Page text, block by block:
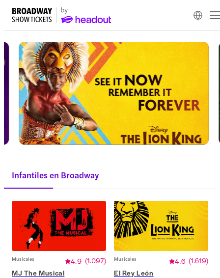
Infantiles en Broadway
Musicales 4.9 (1.097)
MJ The Musical
Musicales 4.6 (1.619)
El Rey León